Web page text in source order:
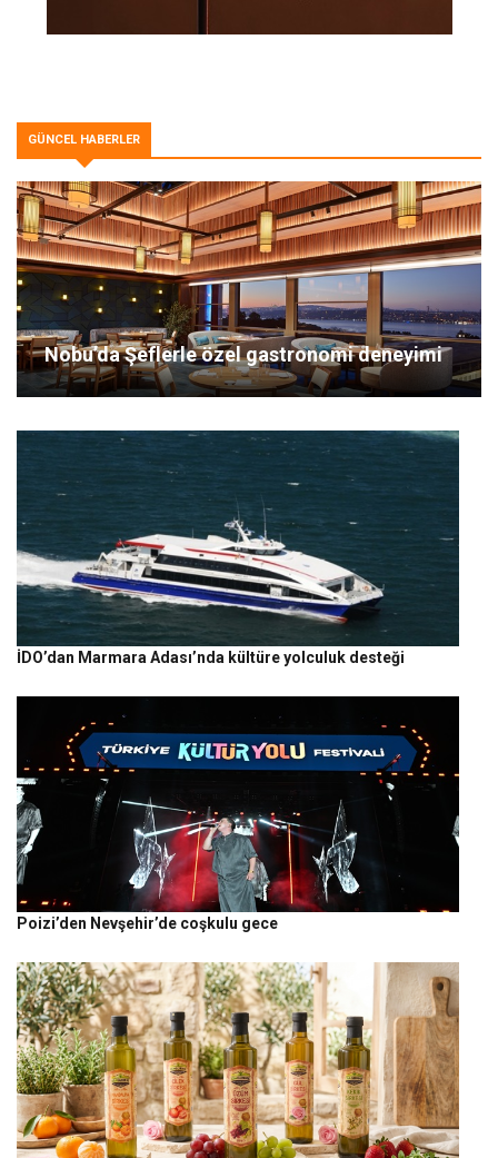
GÜNCEL HABERLER
Nobu’da Şeflerle özel gastronomi deneyimi
İDO’dan Marmara Adası’nda kültüre yolculuk desteği
Poizi’den Nevşehir’de coşkulu gece